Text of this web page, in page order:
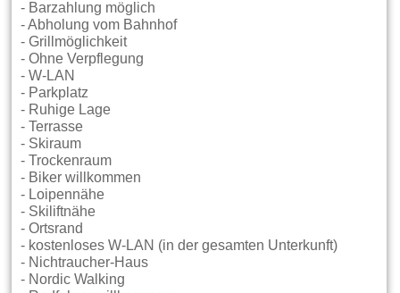
- Barzahlung möglich
- Abholung vom Bahnhof
- Grillmöglichkeit
- Ohne Verpflegung
- W-LAN
- Parkplatz
- Ruhige Lage
- Terrasse
- Skiraum
- Trockenraum
- Biker willkommen
- Loipennähe
- Skiliftnähe
- Ortsrand
- kostenloses W-LAN (in der gesamten Unterkunft)
- Nichtraucher-Haus
- Nordic Walking